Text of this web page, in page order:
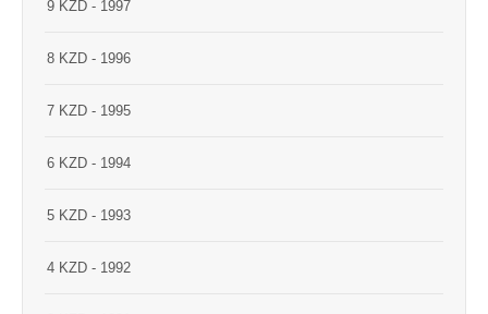
9 KZD - 1997
8 KZD - 1996
7 KZD - 1995
6 KZD - 1994
5 KZD - 1993
4 KZD - 1992